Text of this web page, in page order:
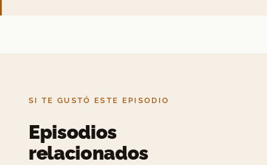
SI TE GUSTÓ ESTE EPISODIO
Episodios
relacionados